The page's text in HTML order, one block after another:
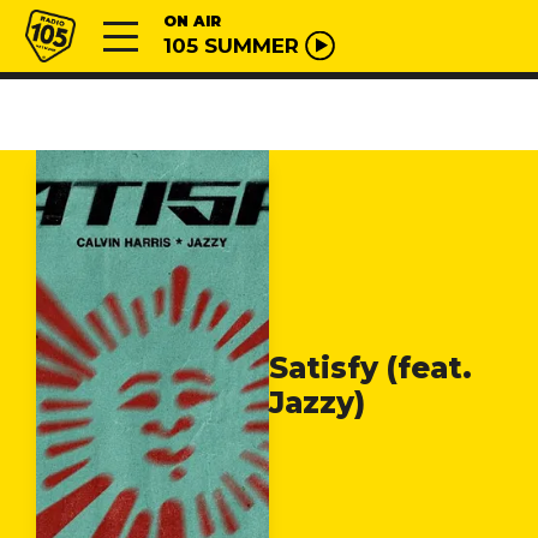
Vai al contenuto
Radio 105 ON AIR
105 SUMMER
Satisfy (feat.
Jazzy)